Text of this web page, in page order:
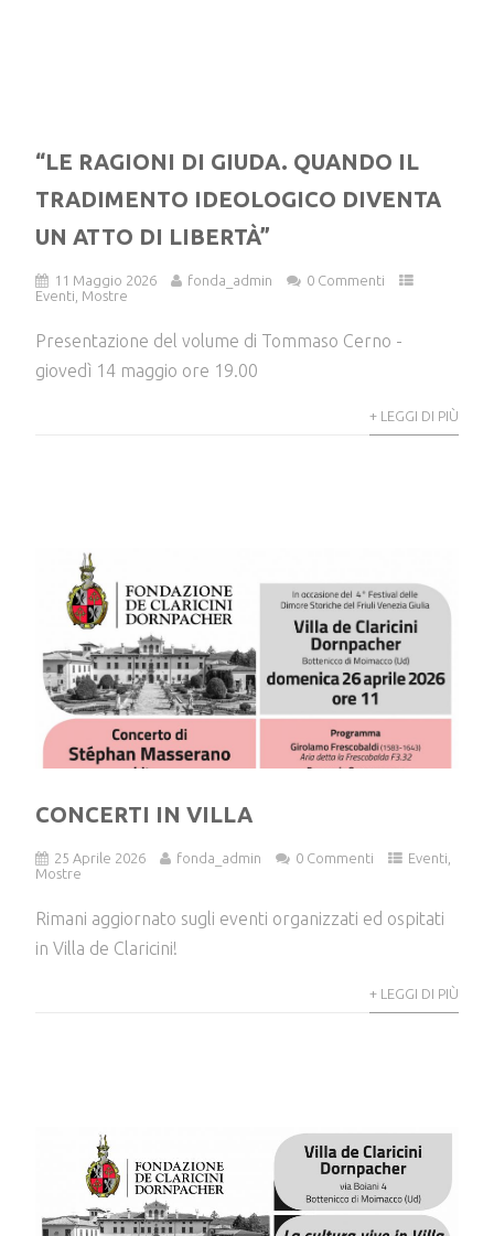
“LE RAGIONI DI GIUDA. QUANDO IL
TRADIMENTO IDEOLOGICO DIVENTA
UN ATTO DI LIBERTÀ”
11 Maggio 2026 fonda_admin
0 Commenti
Eventi Mostre
Presentazione del volume di Tommaso Cerno -
giovedì 14 maggio ore 19.00
+ LEGGI DI PIÙ
CONCERTI IN VILLA
25 Aprile 2026 fonda_admin 0 Commenti Eventi
Mostre
Rimani aggiornato sugli eventi organizzati ed ospitati
in Villa de Claricini!
+ LEGGI DI PIÙ